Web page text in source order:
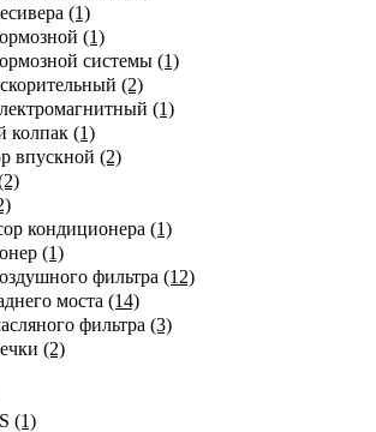
(1)
(1)
системы (1)
(2)
(1)
колпак (1)
впускной (2)
кондиционера (1)
(1)
фильтра (12)
моста (14)
фильтра (3)
(2)
(1)